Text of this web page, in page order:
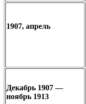
1907, апрель
Декабрь 1907 —
ноябрь 1913